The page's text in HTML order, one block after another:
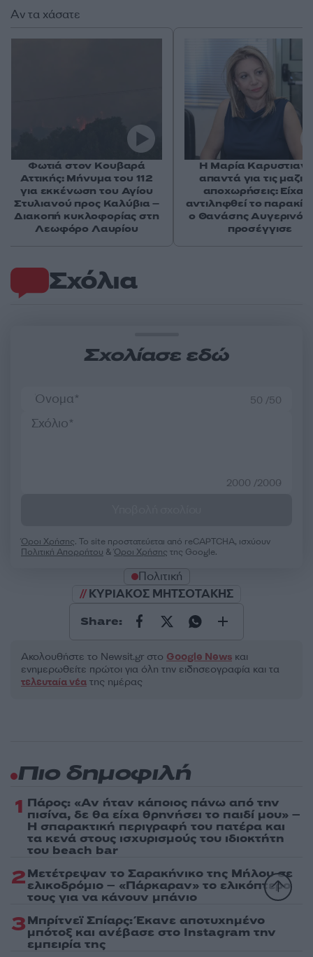
Σχόλια
Σχολίασε εδώ
50 /50
2000 /2000
Όροι Χρήσης. Το site προστατεύεται από reCAPTCHA, ισχύουν
Πολιτική Απορρήτου &Όροι Χρήσης της Google.
Πολιτική
ΚΥΡΙΑΚΟΣ ΜΗΤΣΟΤΑΚΗΣ
Share:
Ακολουθήστε το Νewsit.gr στο Google News και
ενημερωθείτε πρώτοι για όλη την ειδησεογραφία και τα
τελευταία νέα της ημέρας
Αν τα χάσατε
Φωτιά στον Κουβαρά
Αττικής: Μήνυμα του 112
για εκκένωση του Αγίου
Στυλιανού προς Καλύβια –
Διακοπή κυκλοφορίας στη
Λεωφόρο Λαυρίου
Η Μαρία
απαντά για τις
αποχωρήσεις:
αντιληφθεί το
ο Θανάσης Αυγερινός
προσέγγισε
Πιο δημοφιλή
1 Πάρος: «Αν ήταν κάποιος πάνω από την
πισίνα, δε θα είχα θρηνήσει το παιδί μου» –
Η σπαρακτική περιγραφή του πατέρα και
τα κενά στους ισχυρισμούς του ιδιοκτήτη
του beach bar
2Μετέτρεψαν το Σαρακήνικο της Μήλου σε
ελικοδρόμιο – «Πάρκαραν» το ελικόπτερο
τους για να κάνουν μπάνιο
3Μπρίτνεϊ Σπίαρς: Έκανε αποτυχημένο
μπότοξ και ανέβασε στο Instagram την
εμπειρία της